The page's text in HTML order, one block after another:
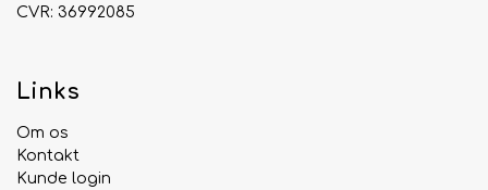
CVR: 36992085
Links
Om os
Kontakt
Kunde login